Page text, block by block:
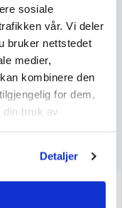
sosiale
vår. Vi deler
bruker nettstedet
medier,
kombinere den
for dem,
din bruk av
Detaljer